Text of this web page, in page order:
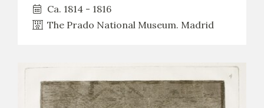
PREMIO ARAGÓN GOYA
PUBLICACIONES
Ca. 1814 - 1816
The Prado National Museum. Madrid